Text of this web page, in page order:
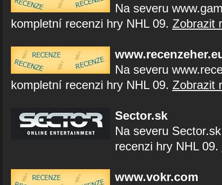
Na severu
kompletní recenzi hry NHL 09. Zobrazit
Na severu
kompletní recenzi hry NHL 09. Zobrazit
Sector.sk
Na severu
recenzi hry NHL 09.
www.vokr.com